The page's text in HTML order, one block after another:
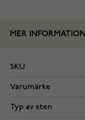
MER INFORMATION
SKU
Varumärke
Typ av sten